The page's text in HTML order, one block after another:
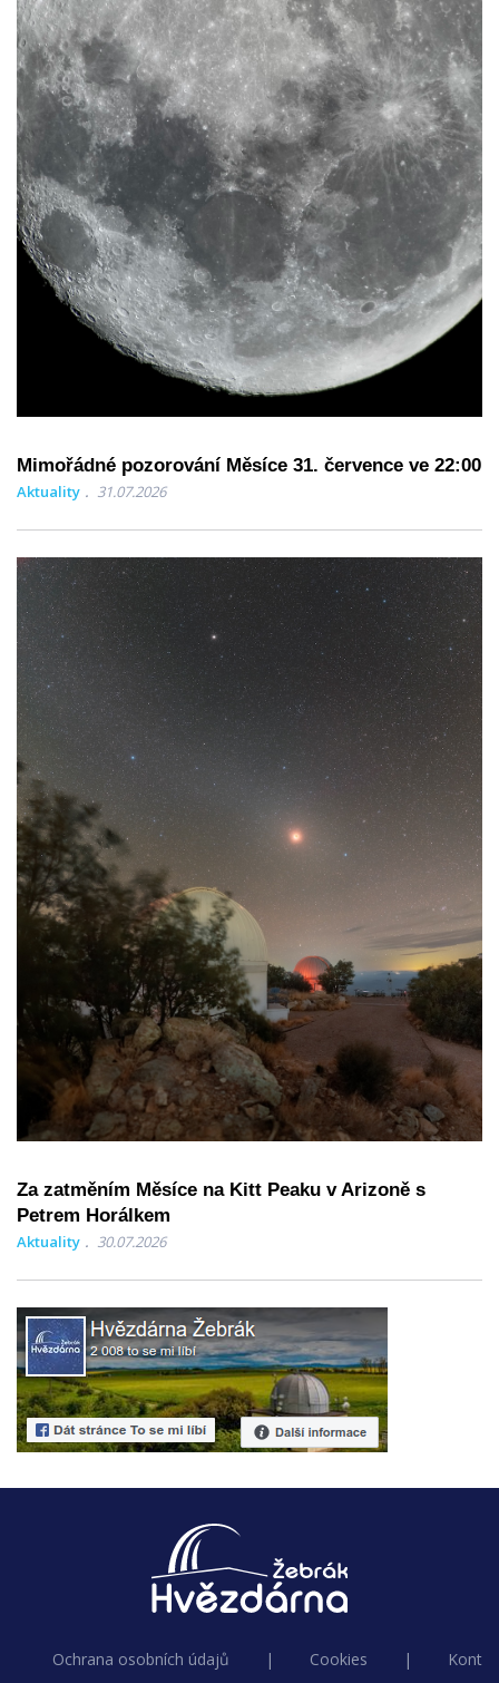
Mimořádné pozorování Měsíce 31. července ve 22:00
Aktuality 31.07.2026
Za zatměním Měsíce na Kitt Peaku v Arizoně s
Petrem Horálkem
Aktuality 30.07.2026
Ochrana osobních údajů | Cookies |